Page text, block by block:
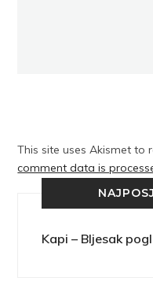
This site uses Akismet to
comment data is
Kapi – Bljesak